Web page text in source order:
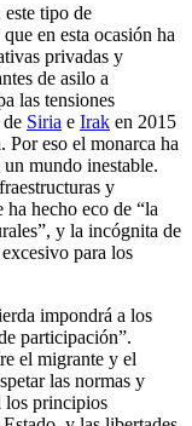
tipo de
en esta ocasión ha
privadas y
de asilo a
las tensiones
Siria e Irak en 2015
eso el monarca ha
mundo inestable.
y
hecho eco de “la
y la incógnita de
para los
impondrá a los
participación”.
el migrante y el
las normas y
los principios